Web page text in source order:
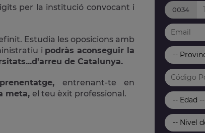
per la institució convocant i
Estudia les oposicions amb
i podràs aconseguir la
de Catalunya.
entrenant-te en
meta, el teu èxit professional.
0034